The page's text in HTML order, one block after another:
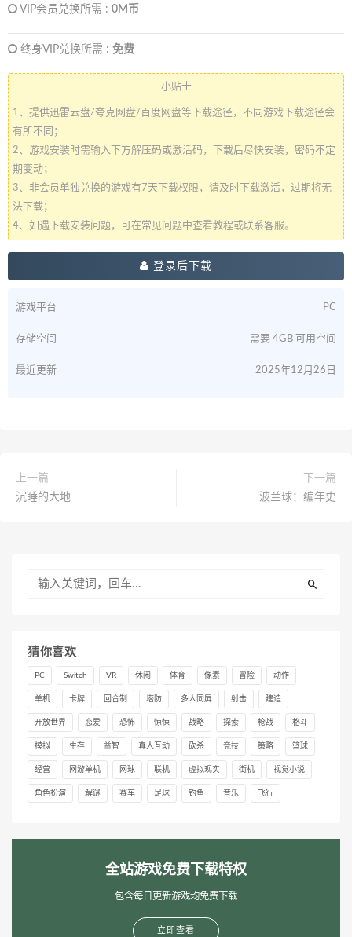
VIP会员兑换所需 : 0M币
终身VIP兑换所需 : 免费
———— 小贴士 ————
1、提供迅雷云盘/夸克网盘/百度网盘等下载途径，不同游戏下载途径会
有所不同；
2、游戏安装时需输入下方解压码或激活码，下载后尽快安装，密码不定
期变动；
3、非会员单独兑换的游戏有7天下载权限，请及时下载激活，过期将无
法下载；
4、如遇下载安装问题，可在常见问题中查看教程或联系客服。
登录后下载
游戏平台 PC
存储空间 需要 4GB 可用空间
最近更新 2025年12月26日
上一篇
沉睡的大地
下一篇
波兰球：编年史
猜你喜欢
PC Switch VR 休闲 体育 像素 冒险 动作
单机 卡牌 回合制 塔防 多人同屏 射击 建造
开放世界 恋爱 恐怖 惊悚 战略 探索 枪战 格斗
模拟 生存 益智 真人互动 砍杀 竞技 策略 篮球
经营 网游单机 网球 联机 虚拟现实 街机 视觉小说
角色扮演 解谜 赛车 足球 钓鱼 音乐 飞行
全站游戏免费下载特权
包含每日更新游戏均免费下载
立即查看